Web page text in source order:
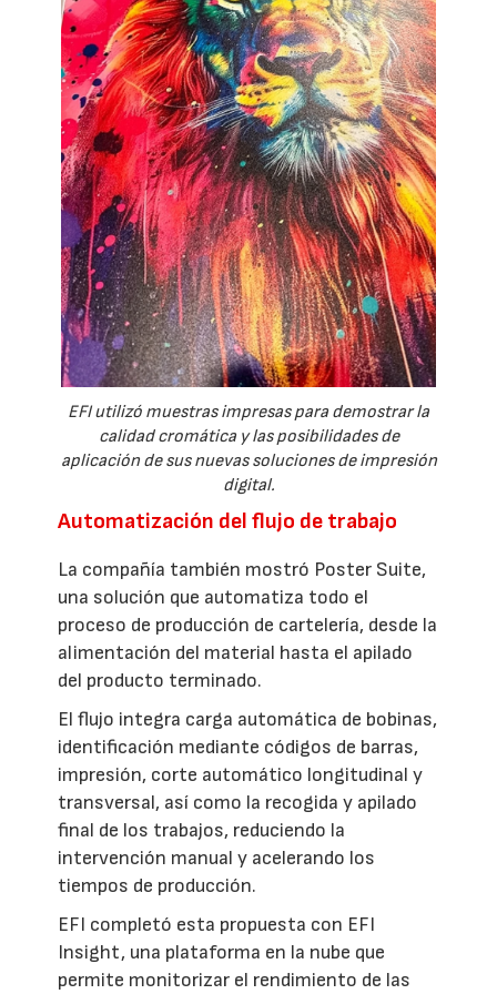
EFI utilizó muestras impresas para demostrar la
calidad cromática y las posibilidades de
aplicación de sus nuevas soluciones de impresión
digital.
Automatización del flujo de trabajo
La compañía también mostró Poster Suite,
una solución que automatiza todo el
proceso de producción de cartelería, desde la
alimentación del material hasta el apilado
del producto terminado.
El flujo integra carga automática de bobinas,
identificación mediante códigos de barras,
impresión, corte automático longitudinal y
transversal, así como la recogida y apilado
final de los trabajos, reduciendo la
intervención manual y acelerando los
tiempos de producción.
EFI completó esta propuesta con EFI
Insight, una plataforma en la nube que
permite monitorizar el rendimiento de las